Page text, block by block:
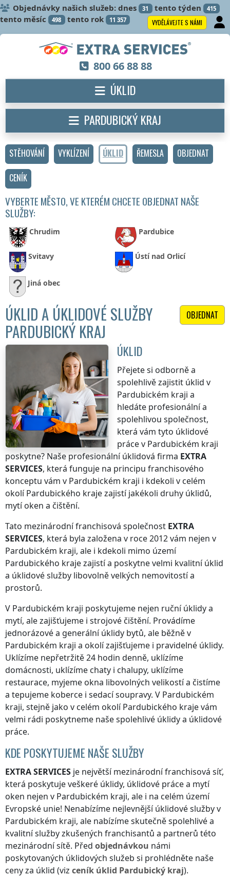
Objednávky našich služeb: dnes 31 tento týden 415
tento měsíc 498 tento rok 11 357 VYDĚLÁVEJTE S NÁMI
STĚHOVÁNÍ VYKLÍZENÍ ÚKLID ŘEMESLA
OBJEDNAT
CENÍK
VYBERTE MĚSTO, VE KTERÉM CHCETE OBJEDNAT NAŠE
SLUŽBY:
Chrudim Pardubice
Svitavy Ústí nad Orlicí
Jiná obec
OBJEDNAT
ÚKLID A ÚKLIDOVÉ SLUŽBY
PARDUBICKÝ KRAJ
ÚKLID
Přejete si odborně a
spolehlivě zajistit úklid v
Pardubickém kraji a
hledáte profesionální a
spolehlivou společnost,
která vám tyto úklidové
prácev Pardubickém kraji
poskytne? Naše profesionální úklidová firma EXTRA
SERVICES, která funguje na principu franchisového
konceptu vám v Pardubickém kraji i kdekoli v celém
okolíPardubického krajezajistí jakékoli druhy úklidů,
mytí oken a čištění.
Tato mezinárodní franchisová společnost EXTRA
SERVICES, která byla založena v roce 2012 vám nejen v
Pardubickém kraji, ale i kdekoli mimo území
Pardubického krajezajistí a poskytne velmi kvalitní úklid
a úklidové služby libovolně velkých nemovitostí a
prostorů.
V Pardubickém kraji poskytujeme nejen ruční úklidy a
mytí, ale zajišťujeme i strojové čištění. Provádíme
jednorázové a generální úklidy bytů, ale běžněv
Pardubickém kraji a okolí zajišťujeme i pravidelné úklidy.
Uklízíme nepřetržitě 24 hodin denně, uklízíme
domácnosti, uklízíme chaty i chalupy, uklízíme
restaurace, myjeme okna libovolných velikostí a čistíme
a tepujeme koberce i sedací soupravy. V Pardubickém
kraji, stejně jako v celém okolíPardubického krajevám
velmi rádi poskytneme naše spolehlivé úklidy a úklidové
práce.
KDE POSKYTUJEME NAŠE SLUŽBY
EXTRA SERVICES je největší mezinárodní franchisová síť,
která poskytuje veškeré úklidy, úklidové práce a mytí
oken nejen v Pardubickém kraji, ale i na celém území
Evropské unie! Nenabízíme nejlevnější úklidové službyv
Pardubickém kraji, ale nabízíme skutečně spolehlivé a
kvalitní služby zkušených franchisantů a partnerů této
mezinárodní sítě. Před objednávkou námi
poskytovaných úklidových služeb si prohlédněte naše
ceny za úklid (viz ceník úklid Pardubický kraj).
800 66 88 88
ÚKLID
PARDUBICKÝ KRAJ